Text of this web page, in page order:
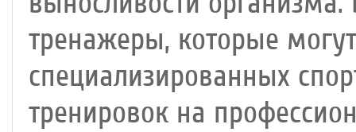
тренажеры, которые
специализированных
тренировок на